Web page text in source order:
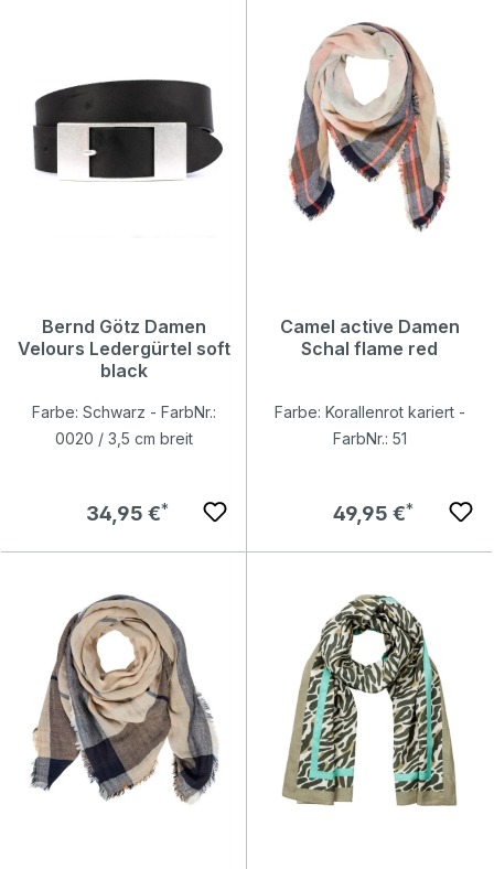
Bernd Götz Damen
Velours Ledergürtel soft
black
Farbe: Schwarz - FarbNr.:
0020 / 3,5 cm breit
Regulärer Preis:
34,95 €
Camel active Damen
Schal flame red
Farbe: Korallenrot kariert -
FarbNr.: 51
Regulärer Preis:
49,95 €